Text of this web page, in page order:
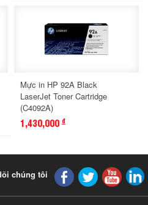
Mực in HP 92A Black
LaserJet Toner Cartridge
(C4092A)
1,430,000 đ
chúng tôi